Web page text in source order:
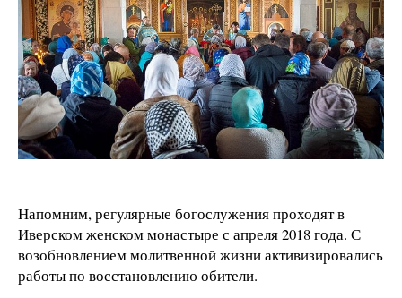
Напомним, регулярные богослужения проходят в
Иверском женском монастыре с апреля 2018 года. С
возобновлением молитвенной жизни активизировались
работы по восстановлению обители.